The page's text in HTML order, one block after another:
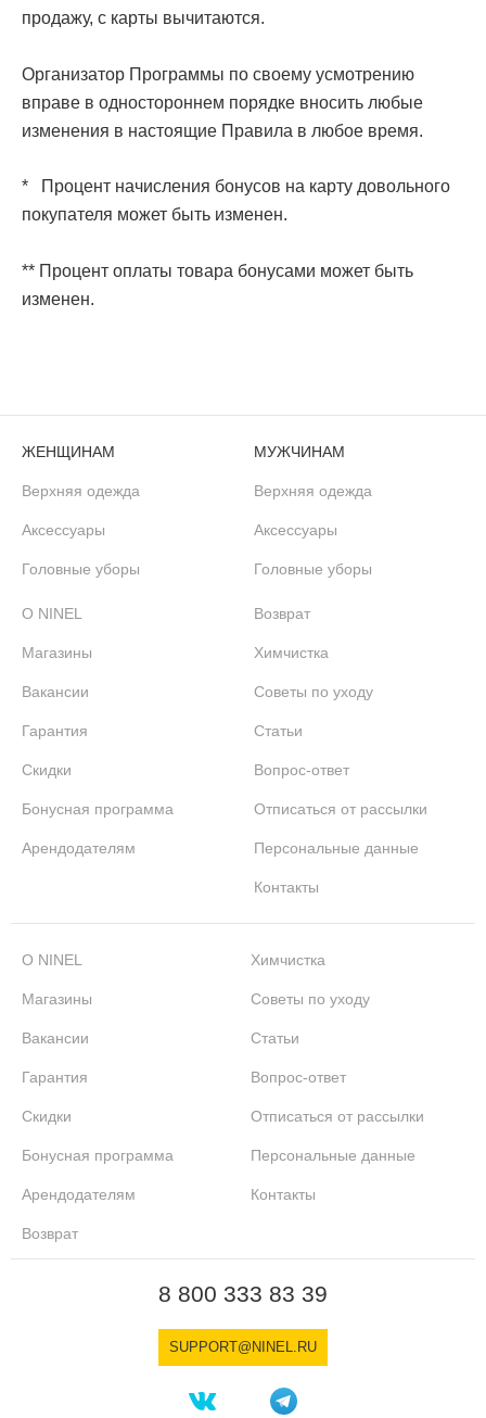
продажу, с карты вычитаются.
Организатор Программы по своему усмотрению
вправе в одностороннем порядке вносить любые
изменения в настоящие Правила в любое время.
* Процент начисления бонусов на карту довольного
покупателя может быть изменен.
** Процент оплаты товара бонусами может быть
изменен.
ЖЕНЩИНАМ
Верхняя одежда
Аксессуары
Головные уборы
МУЖЧИНАМ
Верхняя одежда
Аксессуары
Головные уборы
О NINEL
Магазины
Вакансии
Гарантия
Скидки
Бонусная программа
Арендодателям
Возврат
Химчистка
Советы по уходу
Статьи
Вопрос-ответ
Отписаться от рассылки
Персональные данные
Контакты
О NINEL
Магазины
Вакансии
Гарантия
Скидки
Бонусная программа
Арендодателям
Возврат
Химчистка
Советы по уходу
Статьи
Вопрос-ответ
Отписаться от рассылки
Персональные данные
Контакты
8 800 333 83 39
SUPPORT@NINEL.RU